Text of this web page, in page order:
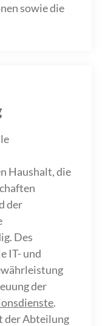
sowie die
Haushalt, die
der
Des
IT- und
der
.
der Abteilung